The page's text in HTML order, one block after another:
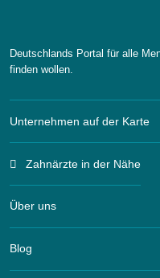
Deutschlands Portal für alle
finden wollen.
Unternehmen auf der Karte
Zahnärzte in der Nähe
Über uns
Blog